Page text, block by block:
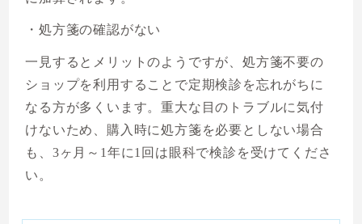
・処方箋の確認がない
一見するとメリットのようですが、処方箋不要の
ショップを利用することで定期検診を忘れがちに
なる方が多くいます。重大な目のトラブルに気付
けないため、購入時に処方箋を必要としない場合
も、3ヶ月～1年に1回は眼科で検診を受けてくださ
い。